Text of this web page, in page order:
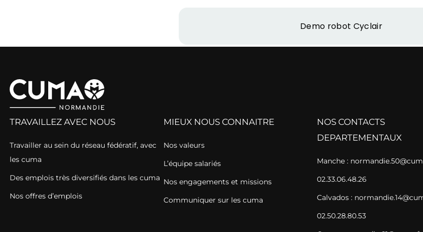
Demo robot Cyclair
TRAVAILLEZ AVEC NOUS
Travailler au sein du réseau fédératif, avec
les cuma
Des emplois très diversifiés dans les cuma
Nos offres d’emplois
MIEUX NOUS CONNAITRE
Nos valeurs
L’équipe salariés
Nos engagements et missions
Communiquer sur les cuma
NOS CONTACTS
DEPARTEMENTAUX
Manche :
02.33.06.48.26
Calvados :
02.50.28.80.53